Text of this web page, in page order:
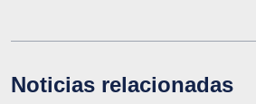
Noticias relacionadas